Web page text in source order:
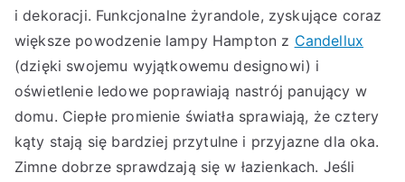
i dekoracji. Funkcjonalne żyrandole, zyskujące coraz
większe powodzenie lampy Hampton z Candellux
(dzięki swojemu wyjątkowemu designowi) i
oświetlenie ledowe poprawiają nastrój panujący w
domu. Ciepłe promienie światła sprawiają, że cztery
kąty stają się bardziej przytulne i przyjazne dla oka.
Zimne dobrze sprawdzają się w łazienkach. Jeśli